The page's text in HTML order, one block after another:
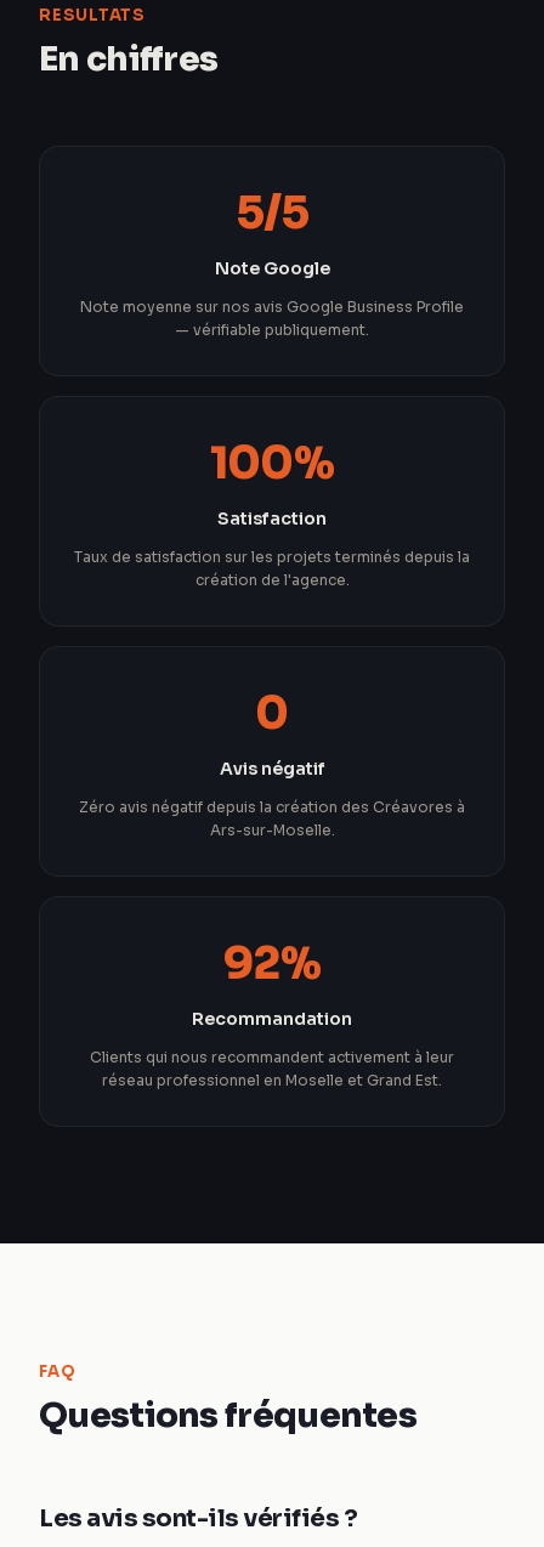
RESULTATS
En chiffres
5/5
Note Google
Note moyenne sur nos avis Google Business Profile
— vérifiable publiquement.
100%
Satisfaction
Taux de satisfaction sur les projets terminés depuis la
création de l'agence.
0
Avis négatif
Zéro avis négatif depuis la création des Créavores à
Ars-sur-Moselle.
92%
Recommandation
Clients qui nous recommandent activement à leur
réseau professionnel en Moselle et Grand Est.
FAQ
Questions fréquentes
Les avis sont-ils vérifiés ?